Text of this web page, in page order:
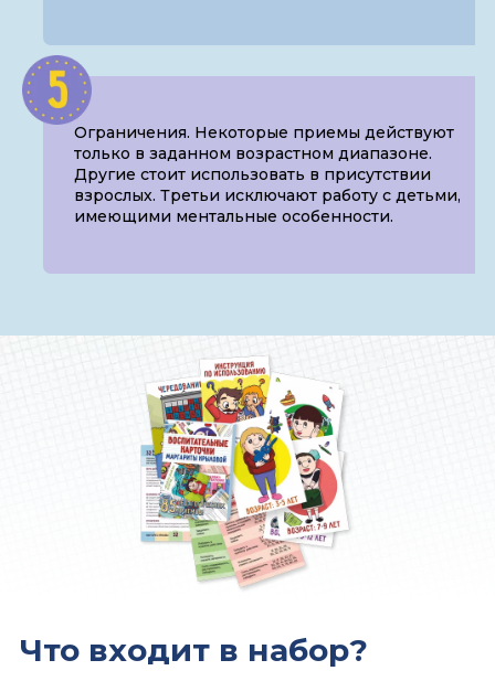
Ограничения. Некоторые приемы действуют
только в заданном возрастном диапазоне.
Другие стоит использовать в присутствии
взрослых. Третьи исключают работу с детьми,
имеющими ментальные особенности.
Что входит в набор?